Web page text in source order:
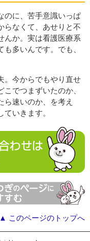
に、苦手意識いっぱ
らなくて、あせりと不
んか。実は看護医療系
多いんです。でも、
。今からでもやり直せ
でつまずいたのか、
ら速いのか、を考え
いきます。
▲ このページのトップへ